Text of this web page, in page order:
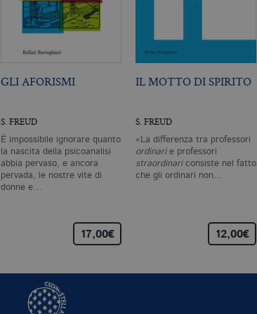
GLI AFORISMI
S. FREUD
È impossibile ignorare quanto
la nascita della psicoanalisi
abbia pervaso, e ancora
pervada, le nostre vite di
donne e…
17,00€
IL MOTTO DI SPIRITO
S. FREUD
«La differenza tra professori
ordinarie professori
straordinariconsiste nel fatto
che gli ordinari non…
12,00€